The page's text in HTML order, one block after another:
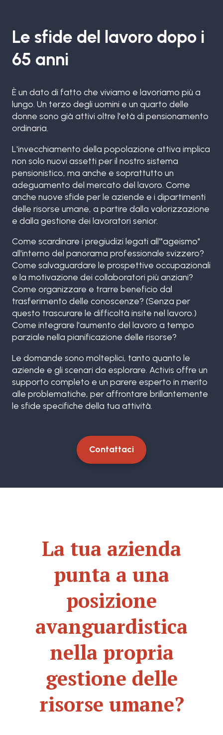
Le sfide del lavoro dopo i
65 anni
È un dato di fatto che viviamo e lavoriamo più a
lungo. Un terzo degli uomini e un quarto delle
donne sono già attivi oltre l'età di pensionamento
ordinaria.
L'invecchiamento della popolazione attiva implica
non solo nuovi assetti per il nostro sistema
pensionistico, ma anche e soprattutto un
adeguamento del mercato del lavoro. Come
anche nuove sfide per le aziende e i dipartimenti
delle risorse umane, a partire dalla valorizzazione
e dalla gestione dei lavoratori senior.
Come scardinare i pregiudizi legati all'"ageismo"
all'interno del panorama professionale svizzero?
Come salvaguardare le prospettive occupazionali
e la motivazione dei collaboratori più anziani?
Come organizzare e trarre beneficio dal
trasferimento delle conoscenze? (Senza per
questo trascurare le difficoltà insite nel lavoro.)
Come integrare l'aumento del lavoro a tempo
parziale nella pianificazione delle risorse?
Le domande sono molteplici, tanto quanto le
aziende e gli scenari da esplorare. Activis offre un
supporto completo e un parere esperto in merito
alle problematiche, per affrontare brillantemente
le sfide specifiche della tua attività.
Contattaci
La tua azienda
punta a una
posizione
avanguardistica
nella propria
gestione delle
risorse umane?